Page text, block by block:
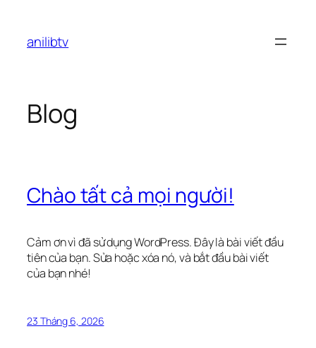
phầnanilibtv
Blog
Chào tất cả mọi người!
Cảm ơn vì đã sử dụng WordPress. Đây là bài viết đầu
tiên của bạn. Sửa hoặc xóa nó, và bắt đầu bài viết
của bạn nhé!
23 Tháng 6, 2026